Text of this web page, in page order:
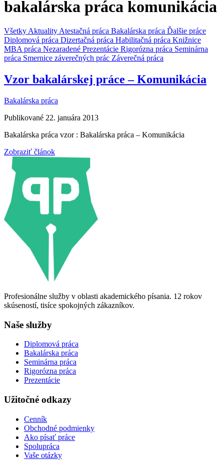
bakalárska práca komunikácia
Všetky Aktuality Atestačná práca Bakalárska práca Ďalšie práce
Diplomová práca Dizertačná práca Habilitačná práca Knižnice
MBA práca Nezaradené Prezentácie Rigorózna práca Seminárna
práca Smernice záverečných prác Záverečná práca
Vzor bakalárskej práce – Komunikácia
Bakalárska práca
Publikované 22. januára 2013
Bakalárska práca vzor : Bakalárska práca – Komunikácia
Zobraziť článok
Profesionálne služby v oblasti akademického písania. 12 rokov
skúseností, tisíce spokojných zákazníkov.
Naše služby
Diplomová práca
Bakalárska práca
Seminárna práca
Rigorózna práca
Prezentácie
Užitočné odkazy
Cenník
Obchodné podmienky
Ako písať práce
Spolupráca
Vaše otázky